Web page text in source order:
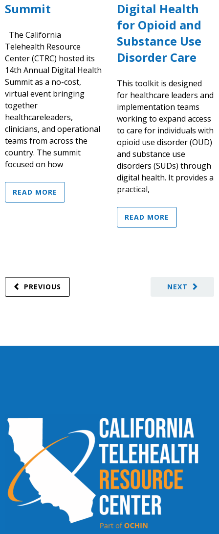
Summit
The California
Telehealth Resource
Center (CTRC) hosted its
14th Annual Digital Health
Summit as a no-cost,
virtual event bringing
together
healthcareleaders,
clinicians, and operational
teams from across the
country. The summit
focused on how
READ MORE
Digital Health
for Opioid and
Substance Use
Disorder Care
This toolkit is designed
for healthcare leaders and
implementation teams
working to expand access
to care for individuals with
opioid use disorder (OUD)
and substance use
disorders (SUDs) through
digital health. It provides a
practical,
READ MORE
NEXT
PREVIOUS